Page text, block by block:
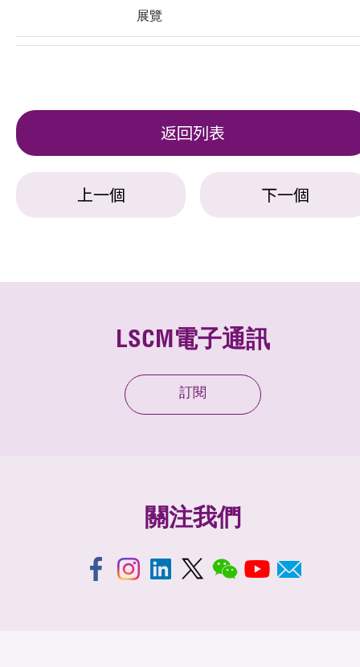
展覽
返回列表
上一個 下一個
LSCM電子通訊
訂閱
關注我們